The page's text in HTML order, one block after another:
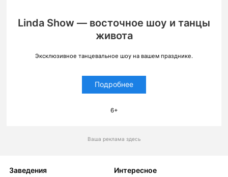
Linda Show — восточное шоу и танцы
живота
Эксклюзивное танцевальное шоу на вашем празднике.
Подробнее
6+
Ваша реклама здесь
Заведения Интересное